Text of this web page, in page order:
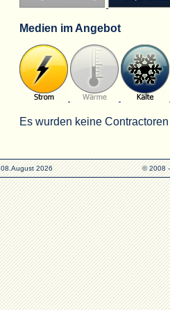
Medien im Angebot
Es wurden keine
08.August 2026 © 2008